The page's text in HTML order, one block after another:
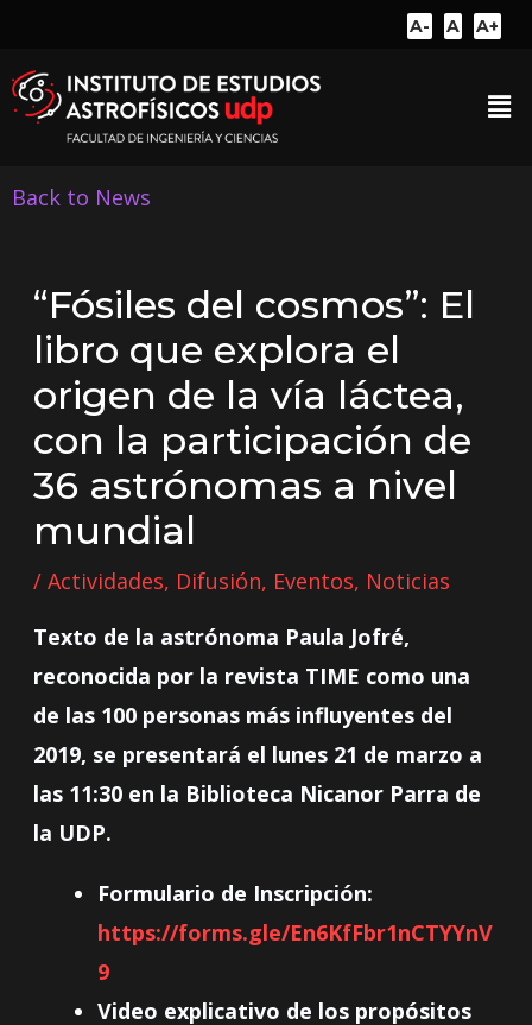
A- A A+
Back to News
“Fósiles del cosmos”: El
libro que explora el
origen de la vía láctea,
con la participación de
36 astrónomas a nivel
mundial
/ Actividades, Difusión, Eventos, Noticias
Texto de la astrónoma Paula Jofré,
reconocida por la revista TIME como una
de las 100 personas más influyentes del
2019, se presentará el lunes 21 de marzo a
las 11:30 en la Biblioteca Nicanor Parra de
la UDP.
Formulario de Inscripción:
https://forms.gle/En6KfFbr1nCTYYnV
9
Video explicativo de los propósitos